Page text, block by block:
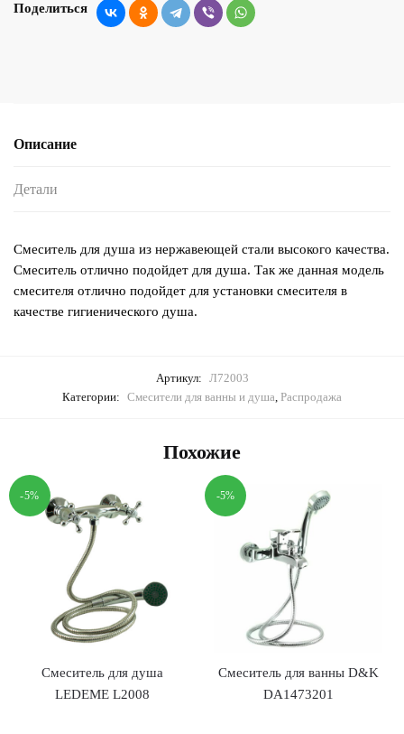
Поделиться
Описание
Детали
Смеситель для душа из нержавеющей стали высокого качества.
Смеситель отлично подойдет для душа. Так же данная модель
смесителя отлично подойдет для установки смесителя в
качестве гигиенического душа.
Артикул: Л72003
Категории: Смесители для ванны и душа Распродажа
Похожие
-5%
Смеситель для душа
LEDEME L2008
-5%
Смеситель для ванны D&K
DA1473201